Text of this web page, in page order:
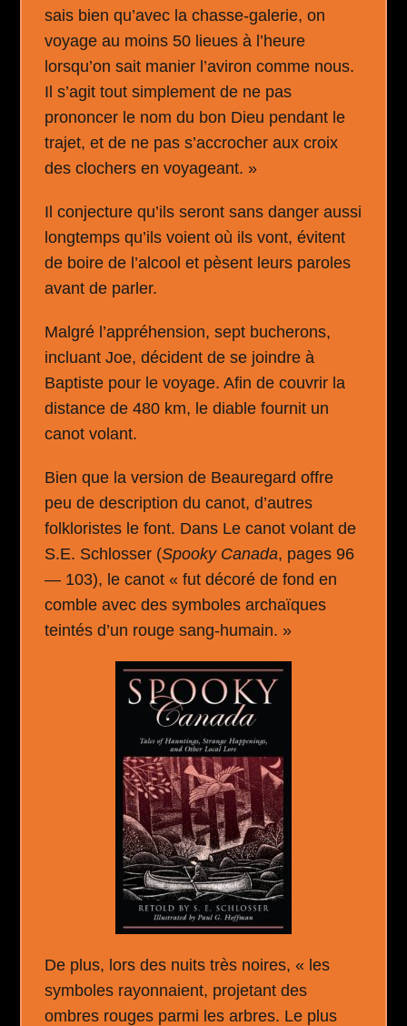
sais bien qu’avec la chasse-galerie, on
voyage au moins 50 lieues à l’heure
lorsqu’on sait manier l’aviron comme nous.
Il s’agit tout simplement de ne pas
prononcer le nom du bon Dieu pendant le
trajet, et de ne pas s’accrocher aux croix
des clochers en voyageant. »
Il conjecture qu’ils seront sans danger aussi
longtemps qu’ils voient où ils vont, évitent
de boire de l’alcool et pèsent leurs paroles
avant de parler.
Malgré l’appréhension, sept bucherons,
incluant Joe, décident de se joindre à
Baptiste pour le voyage. Afin de couvrir la
distance de 480 km, le diable fournit un
canot volant.
Bien que la version de Beauregard offre
peu de description du canot, d’autres
folkloristes le font. Dans Le canot volant de
S.E. Schlosser (Spooky Canada, pages 96
— 103), le canot « fut décoré de fond en
comble avec des symboles archaïques
teintés d’un rouge sang-humain. »
De plus, lors des nuits très noires, « les
symboles rayonnaient, projetant des
ombres rouges parmi les arbres. Le plus